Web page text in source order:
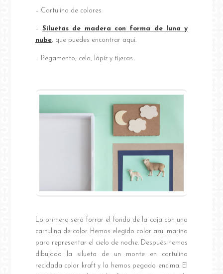
– Cartulina de colores
–Siluetas de madera con forma de luna y
nube, que puedes encontrar aquí.
– Pegamento, celo, lápiz y tijeras.
Lo primero será forrar el fondo de la caja con una
cartulina de color. Hemos elegido color azul marino
para representar el cielo de noche. Después hemos
dibujado la silueta de un monte en cartulina
reciclada color kraft y la hemos pegado encima. El